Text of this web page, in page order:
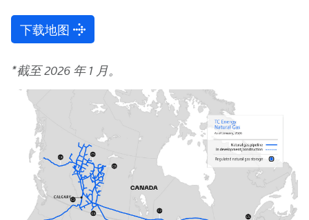
下载地图
*截至 2026 年 1 月。